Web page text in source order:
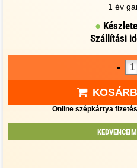
1 év
Szállítási
-
Online szépkártya